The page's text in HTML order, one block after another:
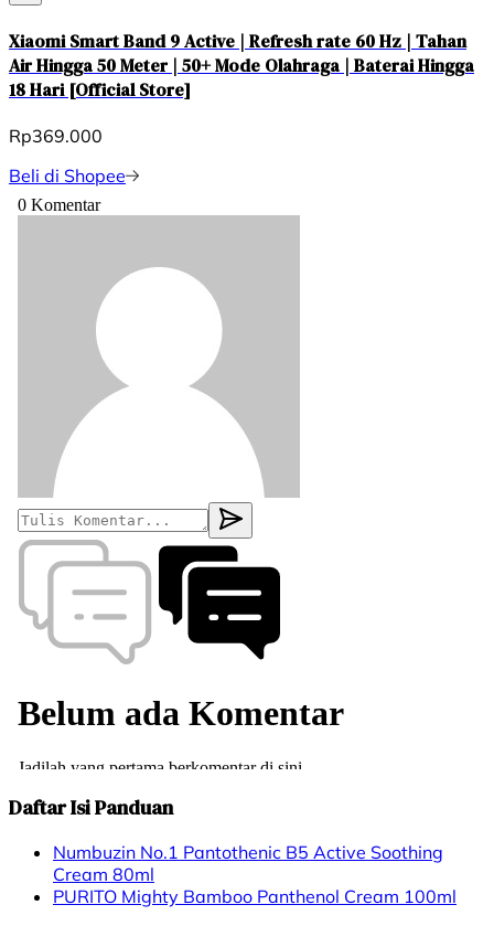
Xiaomi Smart Band 9 Active | Refresh rate 60 Hz | Tahan
Air Hingga 50 Meter | 50+ Mode Olahraga | Baterai Hingga
18 Hari [Official Store]
Rp369.000
Beli di Shopee
Daftar Isi Panduan
Numbuzin No.1 Pantothenic B5 Active Soothing
Cream 80ml
PURITO Mighty Bamboo Panthenol Cream 100ml